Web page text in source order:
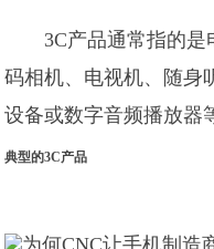
3C产品通常指的
码相机、电视机、随身
设备或数字音频播放器
典型的3C产品